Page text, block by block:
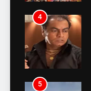
4
5